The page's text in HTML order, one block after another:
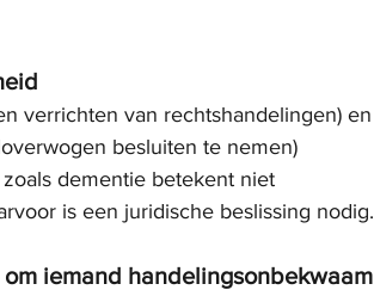
verrichten van rechtshandelingen) en
besluiten te nemen)
dementie betekent niet
is een juridische beslissing nodig.
iemand handelingsonbekwaam